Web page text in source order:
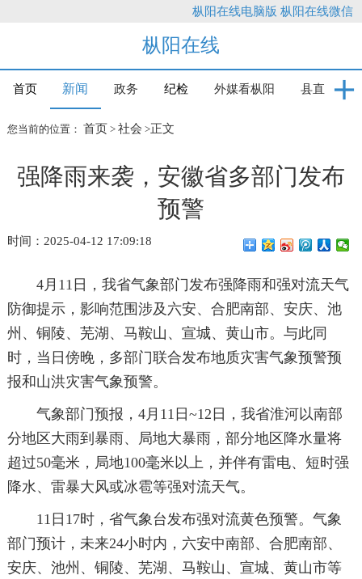
枞阳在线电脑版 枞阳在线微信
枞阳在线
首页 新闻 政务 纪检 外媒看枞阳 县直
您当前的位置： 首页 > 社会 >正文
强降雨来袭，安徽省多部门发布
预警
时间：2025-04-12 17:09:18
4月11日，我省气象部门发布强降雨和强对流天气
防御提示，影响范围涉及六安、合肥南部、安庆、池
州、铜陵、芜湖、马鞍山、宣城、黄山市。与此同
时，当日傍晚，多部门联合发布地质灾害气象预警预
报和山洪灾害气象预警。
气象部门预报，4月11日~12日，我省淮河以南部
分地区大雨到暴雨、局地大暴雨，部分地区降水量将
超过50毫米，局地100毫米以上，并伴有雷电、短时强
降水、雷暴大风或冰雹等强对流天气。
11日17时，省气象台发布强对流黄色预警。气象
部门预计，未来24小时内，六安中南部、合肥南部、
安庆、池州、铜陵、芜湖、马鞍山、宣城、黄山市等